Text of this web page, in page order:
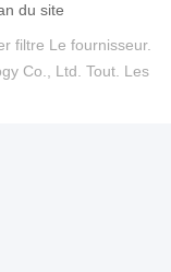
du site
filtre Le fournisseur.
Co., Ltd. Tout. Les